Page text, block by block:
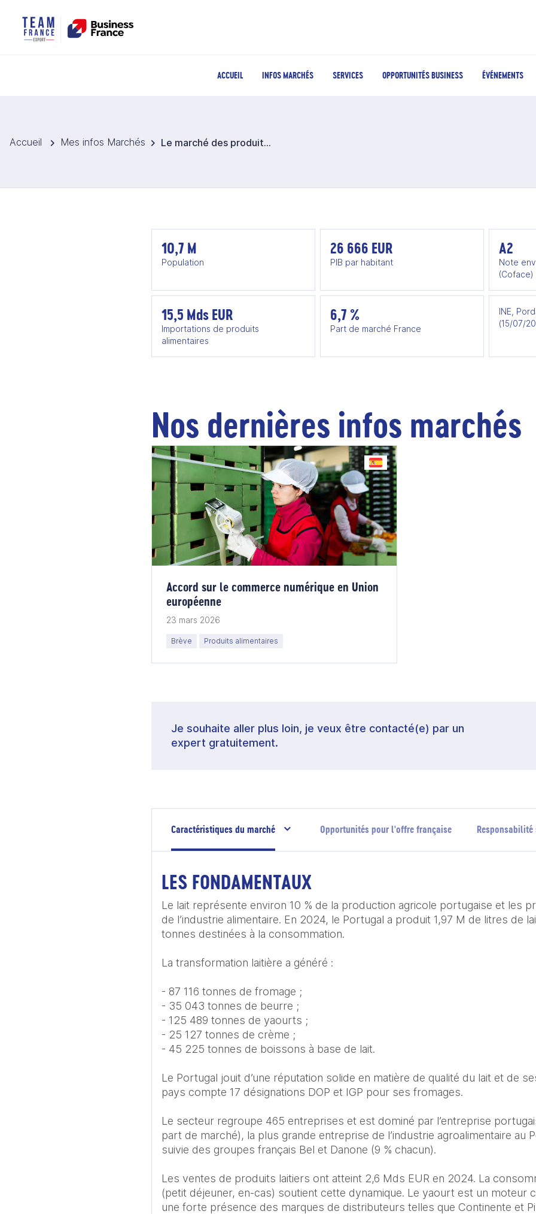
ACCUEIL INFOS MARCHÉS SERVICES OPPORTUNITÉS BUSINESS ÉVÉNEMENTS
Accueil Mes infos Marchés Le marché des produits laitiers au Portugal
10,7 M
Population
26 666 EUR
PIB par habitant
A2
Note
(Coface)
15,5 Mds EUR
Importations de produits
alimentaires
6,7 %
Part de marché France
INE,
(15/07/
Nos dernières infos marchés
Accord sur le commerce numérique en Union
européenne
23 mars 2026
Brève Produits alimentaires
Je souhaite aller plus loin, je veux être contacté(e) par un
expert gratuitement.
Caractéristiques du marché Opportunités pour l'offre française
LES FONDAMENTAUX
Le lait représente environ 10 % de la production agricole portugaise et les
de l’industrie alimentaire. En 2024, le Portugal a produit 1,97 M de litres de
tonnes destinées à la consommation.
La transformation laitière a généré :
- 87 116 tonnes de fromage ;
- 35 043 tonnes de beurre ;
- 125 489 tonnes de yaourts ;
- 25 127 tonnes de crème ;
- 45 225 tonnes de boissons à base de lait.
Le Portugal jouit d’une réputation solide en matière de qualité du lait et de
pays compte 17 désignations DOP et IGP pour ses fromages.
Le secteur regroupe 465 entreprises et est dominé par l’entreprise
part de marché), la plus grande entreprise de l’industrie agroalimentaire au
suivie des groupes français Bel et Danone (9 % chacun).
Les ventes de produits laitiers ont atteint 2,6 Mds EUR en 2024. La
(petit déjeuner, en-cas) soutient cette dynamique. Le yaourt est un moteur
une forte présence des marques de distributeurs telles que Continente et